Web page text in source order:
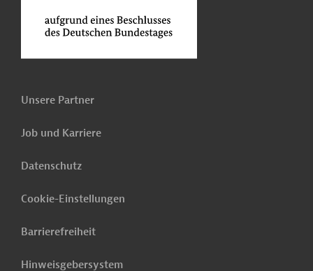
Unsere Partner
Job und Karriere
Datenschutz
Cookie-Einstellungen
Barrierefreiheit
Hinweisgebersystem